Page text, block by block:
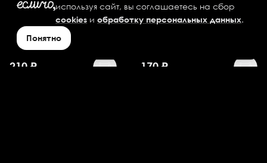
Картофель по-
деревенски
большой
210 ₽
Картофель по-
170 ₽
используя сайт, вы соглашаетесь на сбор
cookies иобработку персональных данных.
Понятно